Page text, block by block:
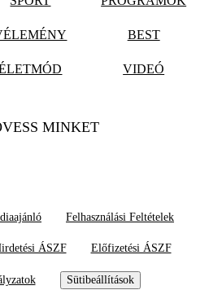
BEST
VIDEÓ
MINKET
Felhasználási Feltételek
ÁSZF Előfizetési ÁSZF
Sütibeállítások